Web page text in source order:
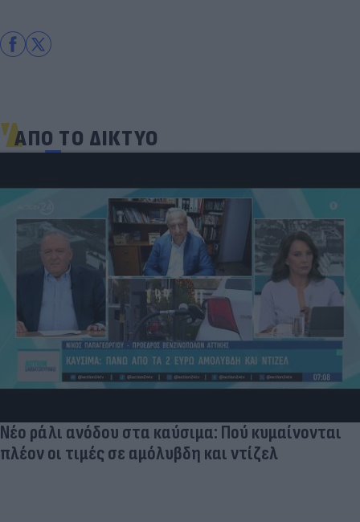
ΑΠΟ ΤΟ ΔΙΚΤΥΟ
Νέο ράλι ανόδου στα καύσιμα: Πού κυμαίνονται
πλέον οι τιμές σε αμόλυβδη και ντίζελ